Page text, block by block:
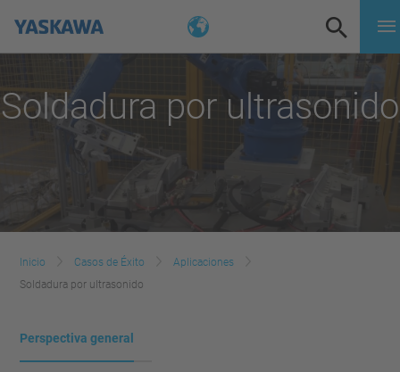
Soldadura por ultrasonido
Inicio Casos de Éxito
Aplicaciones
Soldadura por ultrasonido
Perspectiva general